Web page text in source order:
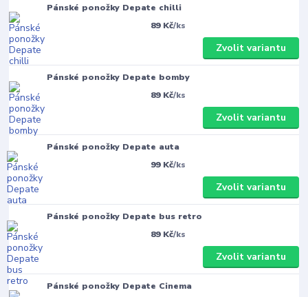
Pánské ponožky Depate chilli
89 Kč/ks
Zvolit variantu
Pánské ponožky Depate bomby
89 Kč/ks
Zvolit variantu
Pánské ponožky Depate auta
99 Kč/ks
Zvolit variantu
Pánské ponožky Depate bus retro
89 Kč/ks
Zvolit variantu
Pánské ponožky Depate Cinema